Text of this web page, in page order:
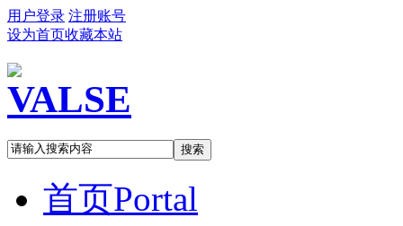
用户登录 注册账号
设为首页收藏本站
搜索
首页Portal